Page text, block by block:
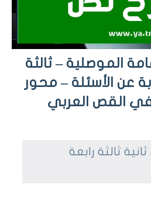
الموصلية – ثالثة
عن الأسئلة – محور
في القص العربي
ثالثة رابعة